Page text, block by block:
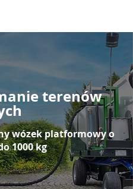
terenów
wózek platformowy o
1000 kg